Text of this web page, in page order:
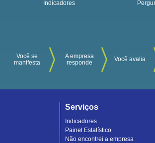
Indicadores
Você se
manifesta
A empresa
responde
Você avalia
Serviços
Indicadores
Painel Estatístico
Não encontrei a empresa